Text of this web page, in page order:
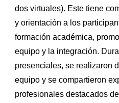
dos virtuales). Este tiene
y orientación a los
formación académica,
equipo y la integración.
presenciales, se realizaron
equipo y se compartieron
profesionales destacados